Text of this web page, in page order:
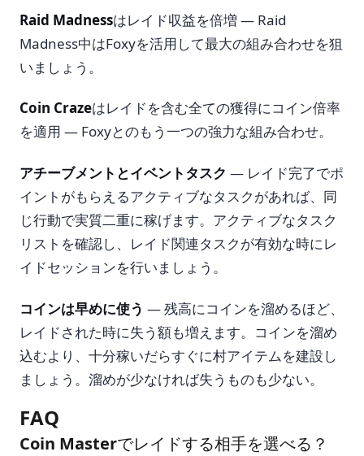
Raid Madnessはレイド収益を倍増 — Raid
Madness中はFoxyを活用して最大の組み合わせを狙
いましょう。
Coin Crazeはレイドを含む全ての獲得にコイン倍率
を適用 — Foxyとのもう一つの強力な組み合わせ。
アチーブメントとイベントタスク — レイド完了でポ
イントがもらえるアクティブなタスクがあれば、同
じ行動で実質二重に稼げます。アクティブなタスク
リストを確認し、レイド関連タスクが有効な時にレ
イドセッションを行いましょう。
コインは早めに使う — 残高にコインを溜めるほど、
レイドされた時に失う額も増えます。コインを溜め
込むより、十分稼いだらすぐに村アイテムを建設し
ましょう。溜めが少なければ失うものも少ない。
FAQ
Coin Masterでレイドする相手を選べる？